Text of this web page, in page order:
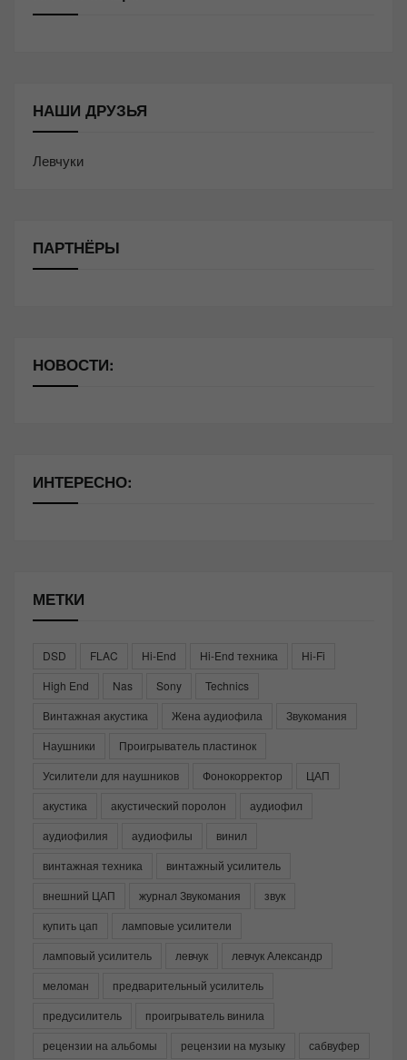
НАШИ ДРУЗЬЯ
Левчуки
ПАРТНЁРЫ
НОВОСТИ:
ИНТЕРЕСНО:
МЕТКИ
DSD FLAC Hi-End Hi-End техника
Hi-Fi
High End
Nas Sony
Technics
Винтажная акустика
Жена аудиофила
Звукомания
Наушники
Проигрыватель пластинок
Усилители для наушников
Фонокорректор
ЦАП
акустика
акустический поролон
аудиофил
аудиофилия
аудиофилы
винил
винтажная техника
винтажный усилитель
внешний ЦАП
журнал Звукомания
звук
купить цап
ламповые усилители
ламповый усилитель
левчук
левчук Александр
меломан
предварительный усилитель
предусилитель
проигрыватель винила
рецензии на альбомы
рецензии на музыку
сабвуфер